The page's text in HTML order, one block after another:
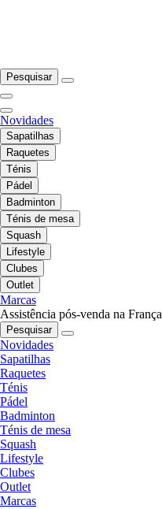
Pesquisar
Novidades
Sapatilhas
Raquetes
Ténis
Pádel
Badminton
Ténis de mesa
Squash
Lifestyle
Clubes
Outlet
Marcas
Assistência pós-venda na França
Pesquisar
Novidades
Sapatilhas
Raquetes
Ténis
Pádel
Badminton
Ténis de mesa
Squash
Lifestyle
Clubes
Outlet
Marcas